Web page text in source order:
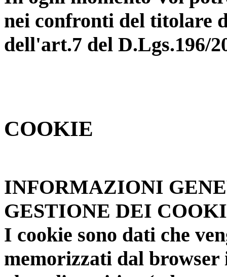
nei confronti del titolare
dell'art.7 del D.Lgs.196/
COOKIE
INFORMAZIONI
GESTIONE DEI
I cookie sono dati che
memorizzati dal